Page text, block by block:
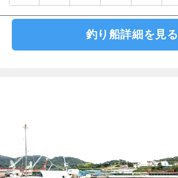
釣り船詳細を見る